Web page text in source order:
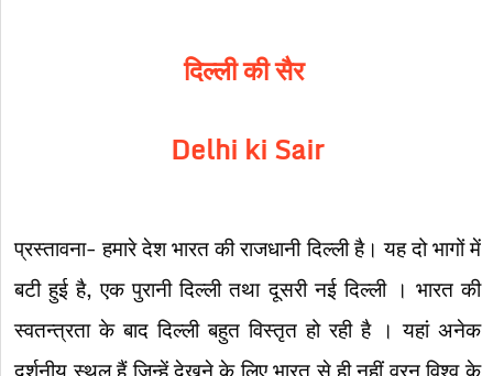
दिल्ली की सैर
Delhi ki Sair
प्रस्तावना- हमारे देश भारत की राजधानी दिल्ली है। यह दो भागों में
बटी हुई है, एक पुरानी दिल्ली तथा दूसरी नई दिल्ली । भारत की
स्वतन्त्रता के बाद दिल्ली बहुत विस्तृत हो रही है । यहां अनेक